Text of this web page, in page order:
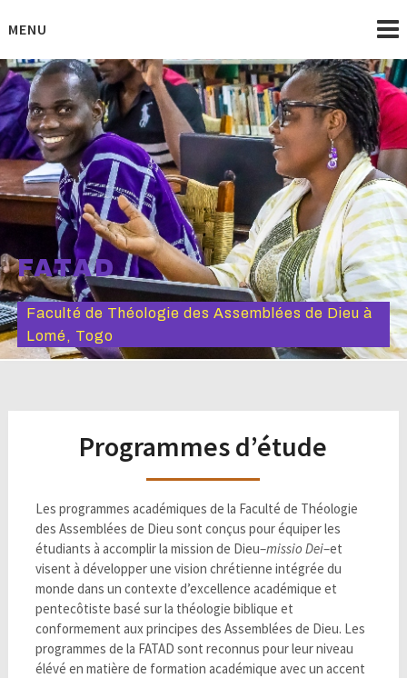
toMENU
FATAD
Faculté de Théologie des Assemblées de Dieu à
Lomé, Togo
Programmes d’étude
Les programmes académiques de la Faculté de Théologie
des Assemblées de Dieu sont conçus pour équiper les
étudiants à accomplir la mission de Dieu–missio Dei–et
visent à développer une vision chrétienne intégrée du
monde dans un contexte d’excellence académique et
pentecôtiste basé sur la théologie biblique et
conformement aux principes des Assemblées de Dieu. Les
programmes de la FATAD sont reconnus pour leur niveau
élévé en matière de formation académique avec un accent